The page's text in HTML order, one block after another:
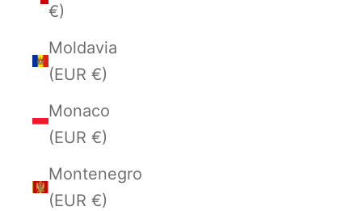
€)
Moldavia
(EUR €)
Monaco
(EUR €)
Montenegro
(EUR €)